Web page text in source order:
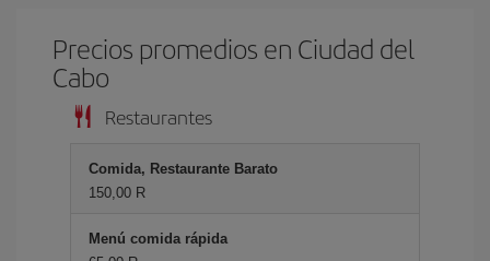
Precios promedios en Ciudad del
Cabo
Restaurantes
Comida, Restaurante Barato
150,00 R
Menú comida rápida